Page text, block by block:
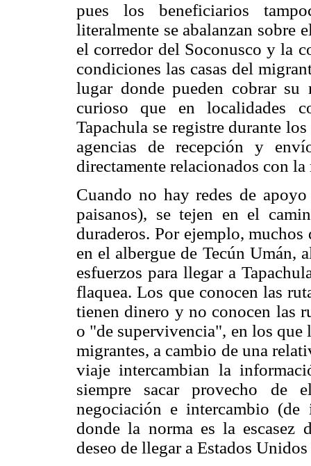
pues los beneficiarios
literalmente se abalanzan sobre
el corredor del Soconusco y la
condiciones las casas del
lugar donde pueden cobrar su
curioso que en localidades
Tapachula se registre durante
agencias de recepción y
directamente relacionados con
Cuando no hay redes de
paisanos), se tejen en el
duraderos. Por ejemplo,
en el albergue de Tecún Umán,
esfuerzos para llegar a
flaquea. Los que conocen las
tienen dinero y no conocen las
o "de supervivencia", en los que
migrantes, a cambio de una
viaje intercambian la
siempre sacar provecho de
negociación e intercambio (de
donde la norma es la
deseo de llegar a Estados